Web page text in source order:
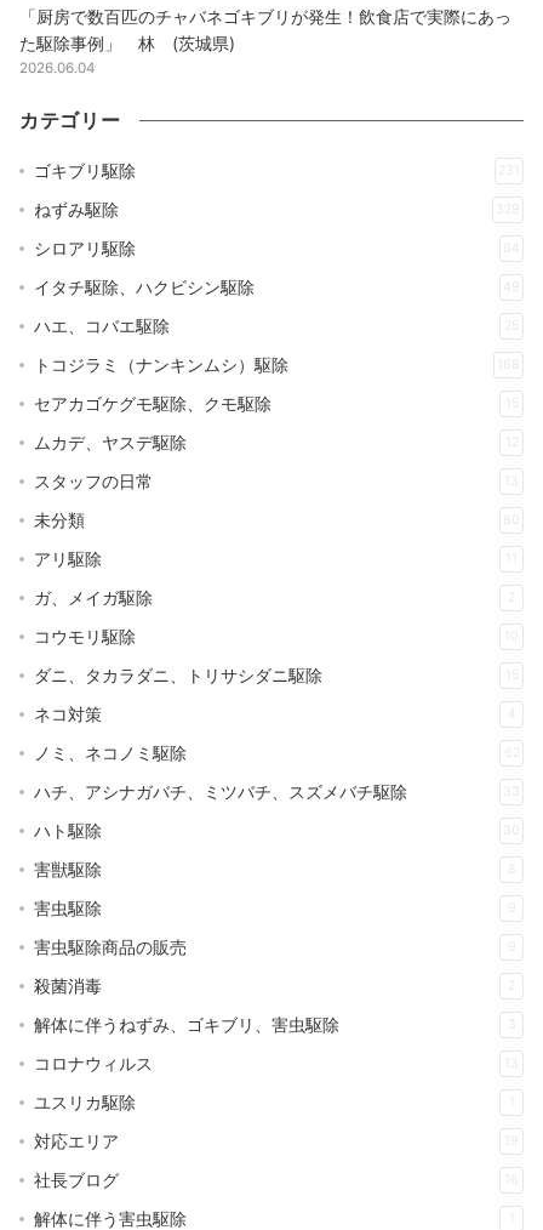
「厨房で数百匹のチャバネゴキブリが発生！飲食店で実際にあっ
た駆除事例」 林 (茨城県)
2026.06.04
カテゴリー
ゴキブリ駆除 231
ねずみ駆除 329
シロアリ駆除 64
イタチ駆除、ハクビシン駆除 49
ハエ、コバエ駆除 25
トコジラミ（ナンキンムシ）駆除 168
セアカゴケグモ駆除、クモ駆除 15
ムカデ、ヤスデ駆除 12
スタッフの日常 13
未分類 80
アリ駆除
ガ、メイガ駆除 2
コウモリ駆除 10
ダニ、タカラダニ、トリサシダニ駆除 15
ネコ対策 4
ノミ、ネコノミ駆除 62
ハチ、アシナガバチ、ミツバチ、スズメバチ駆除 33
ハト駆除 30
害獣駆除 8
害虫駆除 9
害虫駆除商品の販売 9
殺菌消毒 2
解体に伴うねずみ、ゴキブリ、害虫駆除 3
コロナウィルス 13
ユスリカ駆除
対応エリア 19
社長ブログ 16
解体に伴う害虫駆除